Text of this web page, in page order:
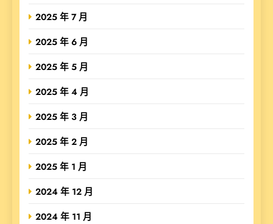
2025 年 7 月
2025 年 6 月
2025 年 5 月
2025 年 4 月
2025 年 3 月
2025 年 2 月
2025 年 1 月
2024 年 12 月
2024 年 11 月